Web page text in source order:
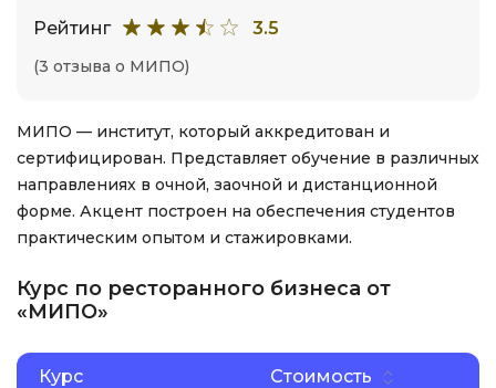
Рейтинг 3.5
(3 отзыва о МИПО)
МИПО — институт, который аккредитован и
сертифицирован. Представляет обучение в различных
направлениях в очной, заочной и дистанционной
форме. Акцент построен на обеспечения студентов
практическим опытом и стажировками.
Курс по ресторанного бизнеса от
«МИПО»
Курс Стоимость